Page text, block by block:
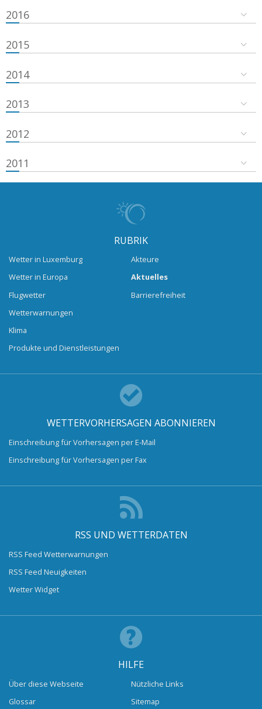
2016
2015
2014
2013
2012
2011
RUBRIK
Wetter in Luxemburg
Wetter in Europa
Flugwetter
Wetterwarnungen
Klima
Produkte und Dienstleistungen
Akteure
Aktuelles
Barrierefreiheit
WETTERVORHERSAGEN ABONNIEREN
Einschreibung für Vorhersagen per E-Mail
Einschreibung für Vorhersagen per Fax
RSS UND WETTERDATEN
RSS Feed Wetterwarnungen
RSS Feed Neuigkeiten
Wetter Widget
HILFE
Über diese Webseite
Glossar
Nützliche Links
Sitemap